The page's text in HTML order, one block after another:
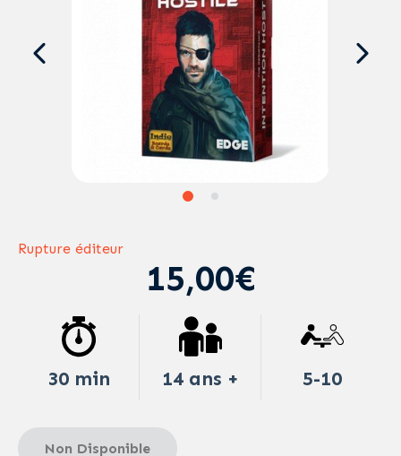
Rupture éditeur
15,00€
30 min 14 ans + 5-10
Non Disponible